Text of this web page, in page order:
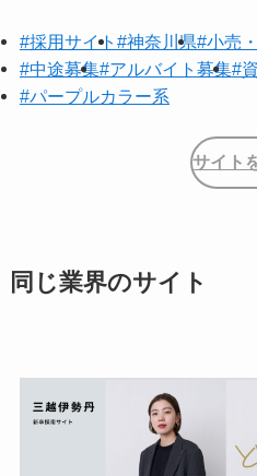
#採用サイト #神奈川県#小売
#中途募集#アルバイト募集#
#パープルカラー系
サイト
同じ業界のサイト